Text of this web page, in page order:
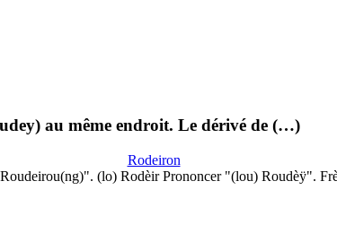
au même endroit. Le dérivé de (…)
Rodeiron
(lo) Rodèir Prononcer "(lou) Roudèÿ".